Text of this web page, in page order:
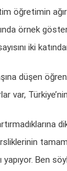
öğretimin
örnek
iki
düşen
var,
yapıyor. Ben